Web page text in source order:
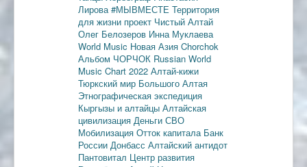
Лирова #МЫВМЕСТЕ Территория
для жизни проект Чистый Алтай
Олег Белозеров Инна Муклаева
World Music Новая Азия Chorchok
Альбом ЧОРЧОК Russian World
Music Chart 2022 Алтай-кижи
Тюркский мир Большого Алтая
Этнографическая экспедиция
Кыргызы и алтайцы Алтайская
цивилизация Деньги СВО
Мобилизация Отток капитала Банк
России Донбасс Алтайский антидот
Пантовитал Центр развития